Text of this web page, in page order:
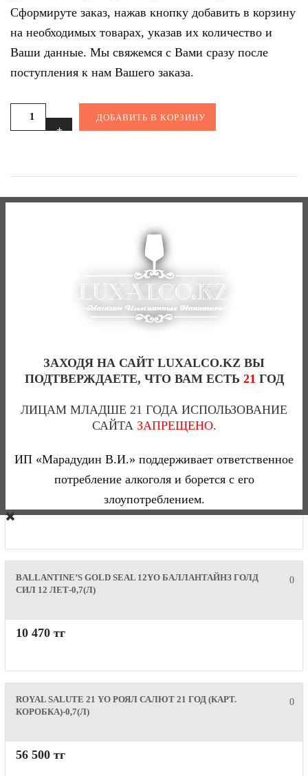
Сформируте заказ, нажав кнопку добавить в корзину
на необходимых товарах, указав их количество и
Ваши данные. Мы свяжемся с Вами сразу после
поступления к нам Вашего заказа.
ДОБАВИТЬ В КОРЗИНУ
Артикул:Vish42-231. Категории:купить Виски,Односолодовый виски,
ПОХОЖИЕ ТОВАРЫ
65 600 тг
2
CHIVAS REGAI 12 YO ЧИВАС РЕГАЛ 12 ЛЕТ (КАРТ.
КОРОБКА)-0,5(Л)
9 360 тг
0
BALLANTINE’S GOLD SEAL 12YO БАЛЛАНТАЙНЗ ГОЛД
СИЛ 12 ЛЕТ-0,7(Л)
10 470 тг
0
ROYAL SALUTE 21 YO РОЯЛ САЛЮТ 21 ГОД (КАРТ.
КОРОБКА)-0,7(Л)
56 500 тг
ЗАХОДЯ НА САЙТ LUXALCO.KZ ВЫ
ПОДТВЕРЖДАЕТЕ, ЧТО ВАМ ЕСТЬ 21 ГОД
ЛИЦАМ МЛАДШЕ 21 ГОДА ИСПОЛЬЗОВАНИЕ
САЙТА ЗАПРЕЩЕНО.
ИП «Марадудин В.И.» поддерживает ответственное
потребление алкоголя и борется с его
злоупотреблением.